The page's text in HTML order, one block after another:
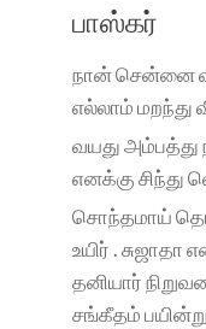
பாஸ்கர்
நான் சென்னை
எல்லாம் மறந்து
வயது அம்பத்து
எனக்கு சிந்து
சொந்தமாய்
உயிர் .
தனியார்
சங்கீதம் பயின்று